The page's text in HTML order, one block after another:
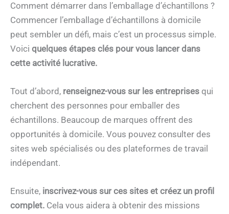
Comment démarrer dans l’emballage d’échantillons ?
Commencer l’emballage d’échantillons à domicile
peut sembler un défi, mais c’est un processus simple.
Voici quelques étapes clés pour vous lancer dans
cette activité lucrative.
Tout d’abord, renseignez-vous sur les entreprises qui
cherchent des personnes pour emballer des
échantillons. Beaucoup de marques offrent des
opportunités à domicile. Vous pouvez consulter des
sites web spécialisés ou des plateformes de travail
indépendant.
Ensuite, inscrivez-vous sur ces sites et créez un profil
complet. Cela vous aidera à obtenir des missions